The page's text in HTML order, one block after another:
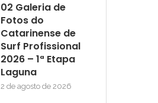
02 Galeria de
Fotos do
Catarinense de
Surf Profissional
2026 – 1ª Etapa
Laguna
2 de agosto de 2026